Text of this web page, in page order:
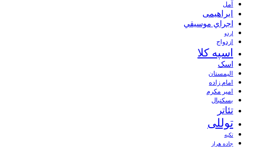
آمل
ابراهیمی
اجراي موسيقي
اردو
ازدواج
اسپه کلا
اسک
الیمستان
امام زاده
امیر مکرم
بسکتبال
تئاتر
توللی
تکیه
جاده هراز